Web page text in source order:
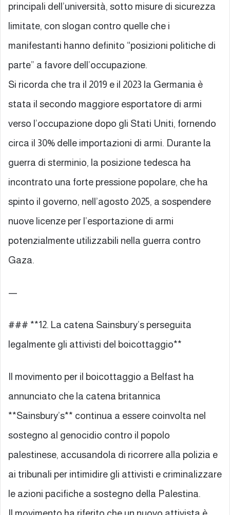
principali dell’università, sotto misure di sicurezza
limitate, con slogan contro quelle che i
manifestanti hanno definito “posizioni politiche di
parte” a favore dell’occupazione.
Si ricorda che tra il 2019 e il 2023 la Germania è
stata il secondo maggiore esportatore di armi
verso l’occupazione dopo gli Stati Uniti, fornendo
circa il 30% delle importazioni di armi. Durante la
guerra di sterminio, la posizione tedesca ha
incontrato una forte pressione popolare, che ha
spinto il governo, nell’agosto 2025, a sospendere
nuove licenze per l’esportazione di armi
potenzialmente utilizzabili nella guerra contro
Gaza.
—
### **12. La catena Sainsbury’s perseguita
legalmente gli attivisti del boicottaggio**
Il movimento per il boicottaggio a Belfast ha
annunciato che la catena britannica
**Sainsbury’s** continua a essere coinvolta nel
sostegno al genocidio contro il popolo
palestinese, accusandola di ricorrere alla polizia e
ai tribunali per intimidire gli attivisti e criminalizzare
le azioni pacifiche a sostegno della Palestina.